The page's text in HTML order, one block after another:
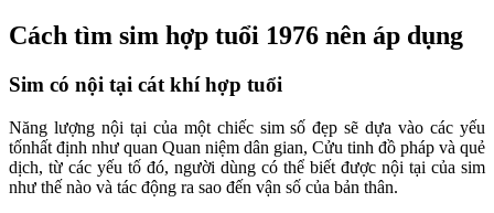
Cách tìm sim hợp tuổi 1976 nên áp dụng
Sim có nội tại cát khí hợp tuổi
Năng lượng nội tại của một chiếc sim số đẹp sẽ dựa vào các yếu
tốnhất định như quan Quan niệm dân gian, Cửu tinh đồ pháp và quẻ
dịch, từ các yếu tố đó, người dùng có thể biết được nội tại của sim
như thế nào và tác động ra sao đến vận số của bản thân.